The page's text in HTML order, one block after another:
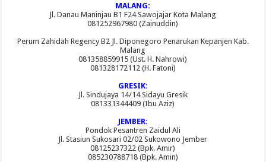
MALANG:
Jl. Danau Maninjau B1 F24 Sawojajar Kota Malang
081252967980 (Zainuddin)
Perum Zahidah Regency B2 Jl. Diponegoro Penarukan Kepanjen Kab.
Malang
081358859915 (Ust. H. Nahrowi)
081328172112 (H. Fatoni)
GRESIK:
Jl. Sindujaya 14/14 Sidayu Gresik
081331344409 (Ibu Aziz)
JEMBER:
Pondok Pesantren Zaidul Ali
Jl. Stasiun Sukosari 02/02 Sukowono Jember
08125237322 (Bpk. Amir)
085230788718 (Bpk. Amin)